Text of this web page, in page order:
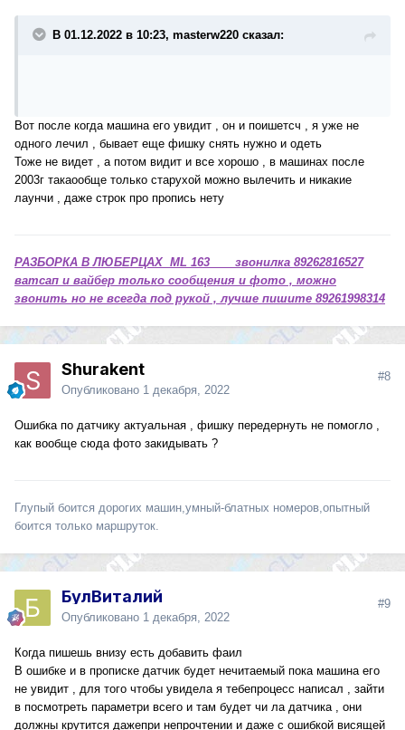
В 01.12.2022 в 10:23, masterw220 сказал:
Вот после когда машина его увидит , он и поишетсч , я уже не
одного лечил , бывает еще фишку снять нужно и одеть
Тоже не видет , а потом видит и все хорошо , в машинах после
2003г такаообще только старухой можно вылечить и никакие
лаунчи , даже строк про пропись нету
РАЗБОРКА В ЛЮБЕРЦАХ ML 163 звонилка 89262816527
ватсап и вайбер только сообщения и фото , можно
звонить но не всегда под рукой , лучше пишите 89261998314
Shurakent
Опубликовано 1 декабря, 2022
#8
Ошибка по датчику актуальная , фишку передернуть не помогло ,
как вообще сюда фото закидывать ?
Глупый боится дорогих машин,умный-блатных номеров,опытный
боится только маршруток.
БулВиталий
Опубликовано 1 декабря, 2022
#9
Когда пишешь внизу есть добавить фаил
В ошибке и в прописке датчик будет нечитаемый пока машина его
не увидит , для того чтобы увидела я тебепроцесс написал , зайти
в посмотреть параметри всего и там будет чи ла датчика , они
должны крутится дажепри непрочтении и даже с ошибкой висящей